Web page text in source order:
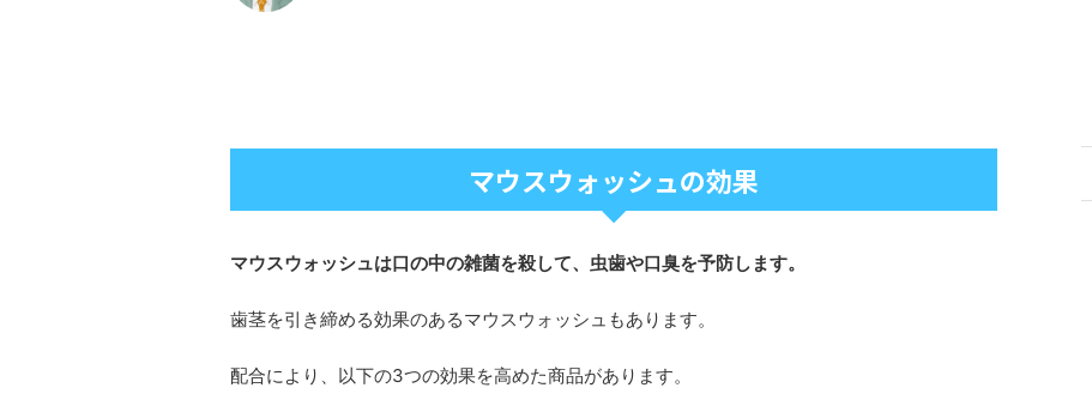
マウスウォッシュの効果
マウスウォッシュは口の中の雑菌を殺して、虫歯や口臭を予防します。
歯茎を引き締める効果のあるマウスウォッシュもあります。
配合により、以下の3つの効果を高めた商品があります。